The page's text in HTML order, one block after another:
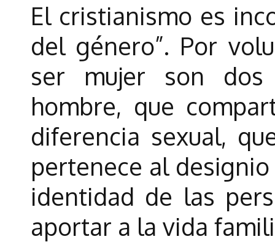
El cristianismo es
del género”. Por
ser mujer son
hombre, que
diferencia sexual,
pertenece al
identidad de las
aportar a la vida